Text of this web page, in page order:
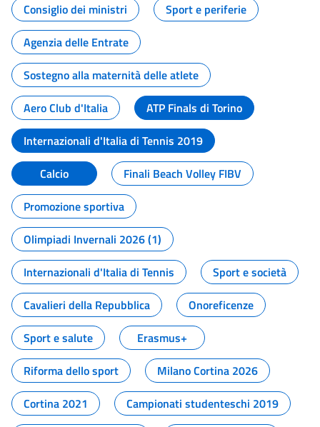
Consiglio dei ministri
Sport e periferie
Agenzia delle Entrate
Sostegno alla maternità delle atlete
Aero Club d'Italia
ATP Finals di Torino
Internazionali d'Italia di Tennis 2019
Calcio
Finali Beach Volley FIBV
Promozione sportiva
Olimpiadi Invernali 2026 (1)
Internazionali d'Italia di Tennis
Sport e società
Cavalieri della Repubblica
Onoreficenze
Sport e salute
Erasmus+
Riforma dello sport
Milano Cortina 2026
Cortina 2021
Campionati studenteschi 2019